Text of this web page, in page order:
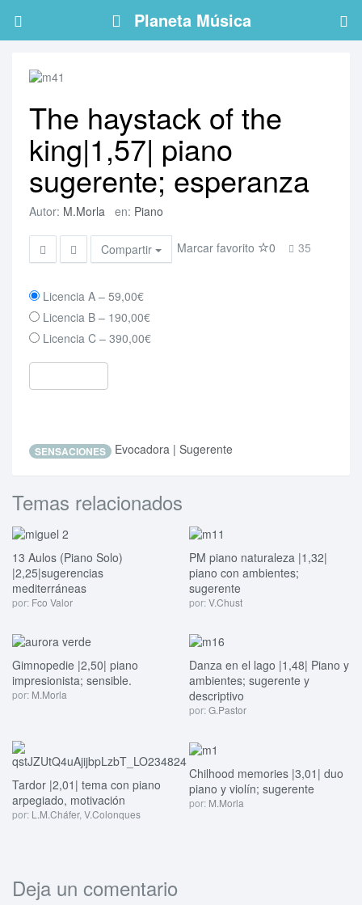
Planeta Música
The haystack of the
king|1,57| piano
sugerente; esperanza
Autor: M.Morla en: Piano
Compartir Marcar favorito 0 35
Licencia A – 59,00€
Licencia B – 190,00€
Licencia C – 390,00€
SENSACIONES Evocadora | Sugerente
Temas relacionados
13 Aulos (Piano Solo)
|2,25|sugerencias
mediterráneas
por: Fco Valor
PM piano naturaleza |1,32|
piano con ambientes;
sugerente
por:V.Chust
Gimnopedie |2,50| piano
impresionista; sensible.
por: M.Morla
Danza en el lago |1,48| Piano y
ambientes; sugerente y
descriptivo
por:G.Pastor
Tardor |2,01| tema con piano
arpegiado, motivación
por: L.M.Cháfer, V.Colonques
Chilhood memories |3,01| duo
piano y violín; sugerente
por: M.Morla
Deja un comentario